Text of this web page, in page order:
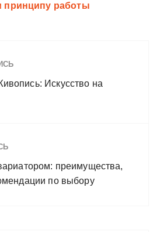
принципу работы
Искусство на
преимущества,
по выбору